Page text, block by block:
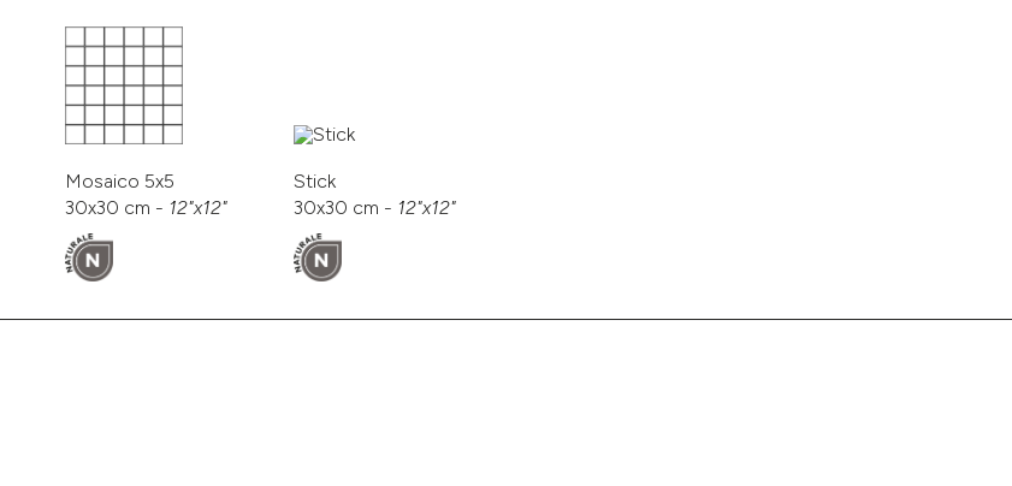
Mosaico 5x5
30x30 cm - 12"x12"
Stick
30x30 cm - 12"x12"